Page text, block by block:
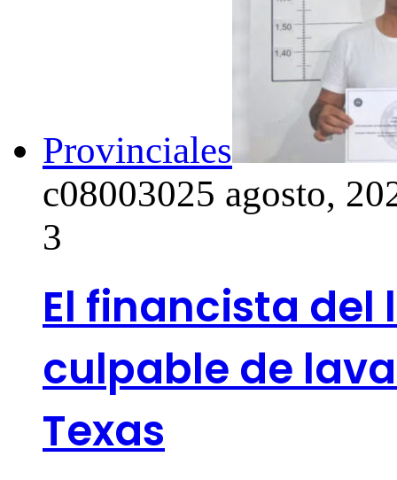
Provinciales
c08003025 agosto,
3
El financista
culpable de
Texas